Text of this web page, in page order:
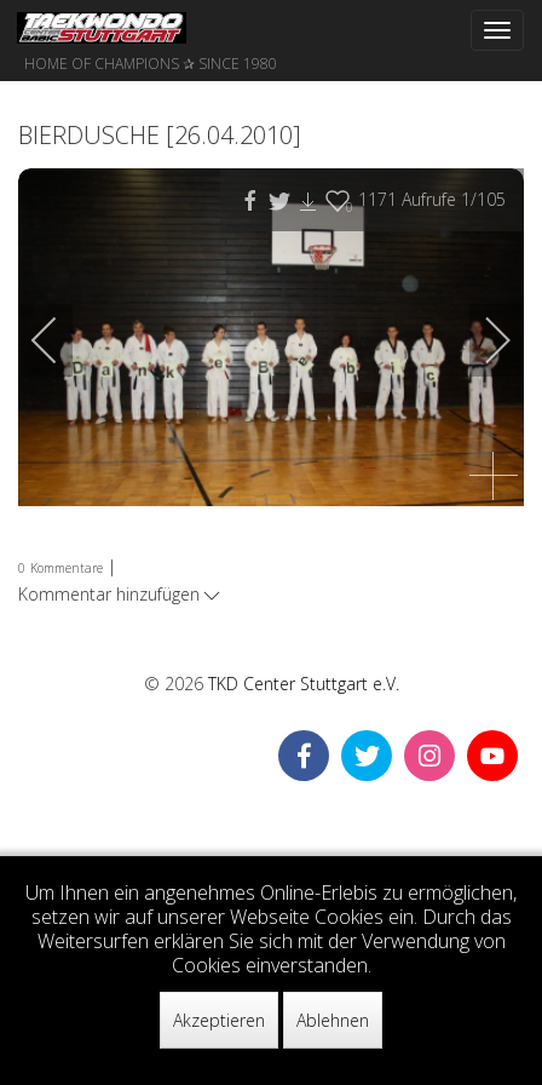
HOME OF CHAMPIONS ✰ SINCE 1980
BIERDUSCHE [26.04.2010]
0 1171 Aufrufe 1/105
0 Kommentare |
Kommentar hinzufügen
© 2026TKD Center Stuttgart e.V.
Um Ihnen ein angenehmes Online-Erlebis zu ermöglichen,
setzen wir auf unserer Webseite Cookies ein. Durch das
Weitersurfen erklären Sie sich mit der Verwendung von
Cookies einverstanden.
Akzeptieren Ablehnen